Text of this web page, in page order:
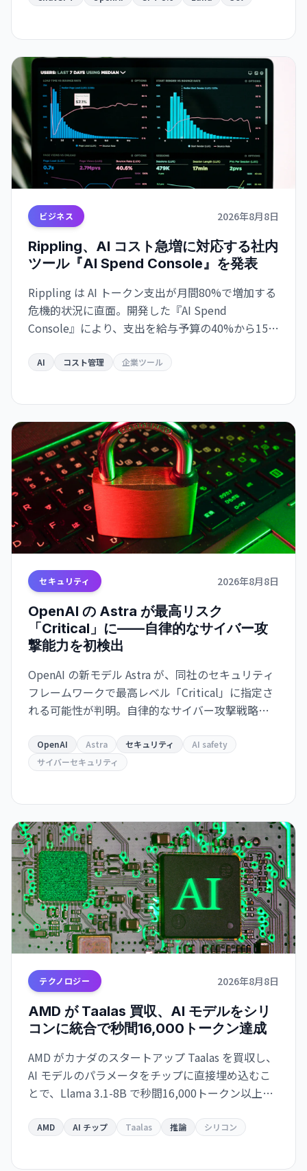
ビジネス 2026年8月8日
Rippling、AI コスト急増に対応する社内
ツール『AI Spend Console』を発表
Rippling は AI トークン支出が月間80%で増加する
危機的状況に直面。開発した『AI Spend
Console』により、支出を給与予算の40%から15%
た。
AI コスト管理 企業ツール
セキュリティ 2026年8月8日
OpenAI の Astra が最高リスク
「Critical」に——自律的なサイバー攻
撃能力を初検出
OpenAI の新モデル Astra が、同社のセキュリティ
フレームワークで最高レベル「Critical」に指定さ
れる可能性が判明。自律的なサイバー攻撃戦略の
部が一時停止されました。
OpenAI Astra セキュリティ
AI safety
サイバーセキュリティ
テクノロジー 2026年8月8日
AMD が Taalas 買収、AI モデルをシリ
コンに統合で秒間16,000トークン達成
AMD がカナダのスタートアップ Taalas を買収し、
AI モデルのパラメータをチップに直接埋め込むこ
とで、Llama 3.1-8B で秒間16,000トークン以上の
推論チップの開発競争が激化しています。
AMD AI チップ Taalas 推論 シリコン